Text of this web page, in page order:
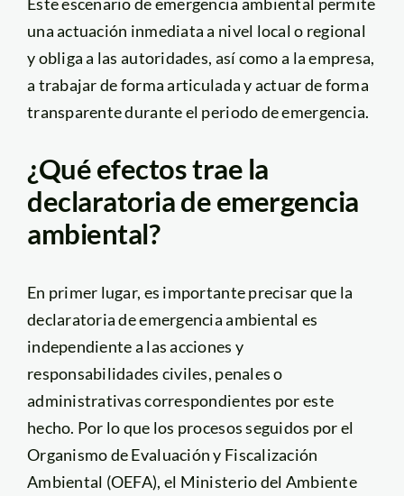
una actuación inmediata a nivel local o regional
y obliga a las autoridades, así como a la empresa,
a trabajar de forma articulada y actuar de forma
transparente durante el periodo de emergencia.
¿Qué efectos trae la
declaratoria de emergencia
ambiental?
En primer lugar, es importante precisar que la
declaratoria de emergencia ambiental es
independiente a las acciones y
responsabilidades civiles, penales o
administrativas correspondientes por este
hecho. Por lo que los procesos seguidos por el
Organismo de Evaluación y Fiscalización
Ambiental (OEFA), el Ministerio del Ambiente